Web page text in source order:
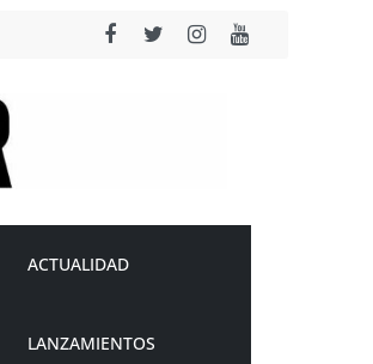
ACTUALIDAD
LANZAMIENTOS